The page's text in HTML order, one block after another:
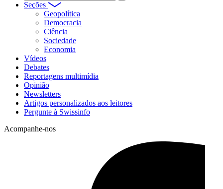
Seções
Geopolítica
Democracia
Ciência
Sociedade
Economia
Vídeos
Debates
Reportagens multimídia
Opinião
Newsletters
Artigos personalizados aos leitores
Pergunte à Swissinfo
Acompanhe-nos